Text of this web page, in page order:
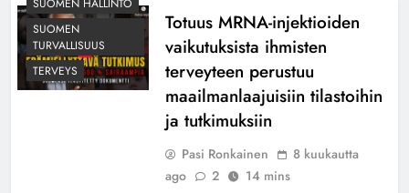
SUOMEN
TURVALLISUUS
TERVEYS
Totuus MRNA-injektioiden
vaikutuksista ihmisten
terveyteen perustuu
maailmanlaajuisiin tilastoihin
ja tutkimuksiin
Pasi Ronkainen
8 kuukautta
ago
2 14 mins